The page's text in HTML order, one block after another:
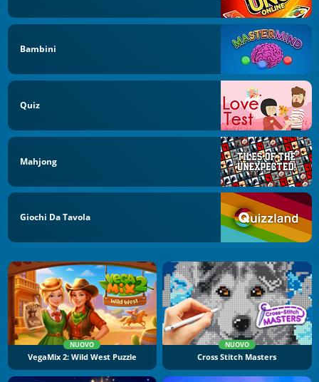
Bambini
Quiz
Mahjong
Giochi Da Tavola
NUOVO
VegaMix 2: Wild West Puzzle
NUOVO
Cross Stitch Masters